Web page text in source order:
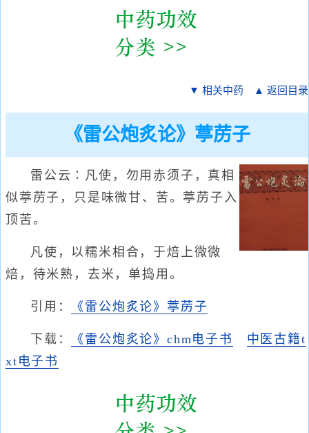
▼ 相关中药 ▲ 返回目录
《雷公炮炙论》葶苈子
雷公云∶凡使，勿用赤须子，真相
似葶苈子，只是味微甘、苦。葶苈子入
顶苦。
凡使，以糯米相合，于焙上微微
焙，待米熟，去米，单捣用。
引用： 《雷公炮炙论》葶苈子
下载： 《雷公炮炙论》chm电子书
中医古籍t
xt电子书